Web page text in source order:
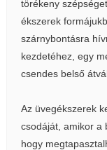
törékeny
ékszerek
szárnybontásra
kezdetéhez, egy
csendes belső
Az üvegékszerek
csodáját, amikor a
hogy